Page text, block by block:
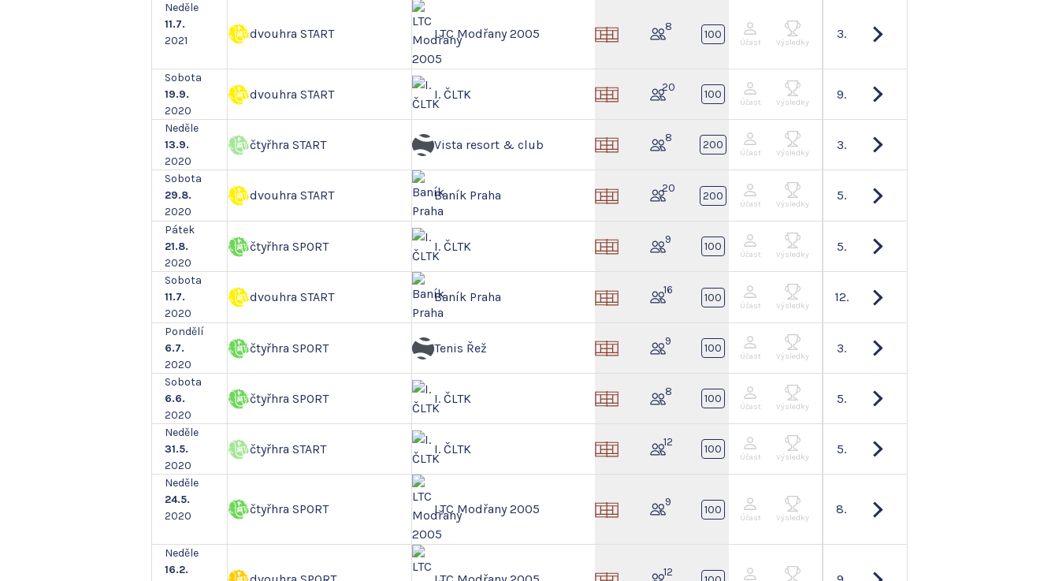
Neděle
11.7.
2021
dvouhra START LTC Modřany 2005 8
100 3.
Účast Výsledky
Sobota
19.9.
2020
dvouhra START I. ČLTK 20
100 9.
Účast Výsledky
Neděle
13.9.
2020
čtyřhra START Vista resort & club 8
200 3.
Účast Výsledky
Sobota
29.8.
2020
dvouhra START Baník Praha 20
200 5.
Účast Výsledky
Pátek
21.8.
2020
čtyřhra SPORT I. ČLTK 9
100 5.
Účast Výsledky
Sobota
11.7.
2020
dvouhra START Baník Praha 16
100 12.
Účast Výsledky
Pondělí
6.7.
2020
čtyřhra SPORT Tenis Řež 9
100 3.
Účast Výsledky
Sobota
6.6.
2020
čtyřhra SPORT I. ČLTK 8
100 5.
Účast Výsledky
Neděle
31.5.
2020
čtyřhra START I. ČLTK 12
100 5.
Účast Výsledky
Neděle
24.5.
2020
čtyřhra SPORT LTC Modřany 2005 9
100 8.
Účast Výsledky
Neděle
16.2.
12